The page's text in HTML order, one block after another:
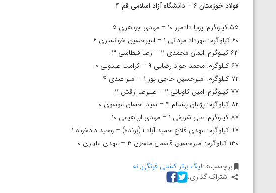
فولاد خوزستان ۶ – دانشگاه آزاد اسلامی قم ۴
۵۵ کیلوگرم: پویا دادمرز ۱۰ – مهدی جواهری ۵
۶۰ کیلوگرم: مهرداد مردانی ۱ – امیرحسین خوانساری ۶
۶۳ کیلوگرم: ایمان محمدی ۱۱ – رضا قیطاسی ۳
۶۷ کیلوگرم: محمد جواد رضایی ۹ – کرامت عبدولی ۰
۷۲ کیلوگرم: امیرحسین حاجی پور ۱ – امیر عبدی ۴
۷۷ کیلوگرم: امین کاویانی ۲ – علیرضا ارقش ۱۱
۸۲ کیلوگرم: پژمان پشتام ۴ – سید احسان موسوی ۰
۸۷ کیلوگرم: علی شریفی ۱ – مهدی ابراهیمی ۱۰
۹۷ کیلوگرم: مهدی فلاح حمید آباد ۱ (برنده) – وحید دادخواه ۱
۱۳۰ کیلوگرم: امیرحسین قاسمی منجزی ۳ – مهدی علیاری ۰
برچسب‌ها:لیگ برتر کشتی فرنگی,نه
اشتراک گذاری: